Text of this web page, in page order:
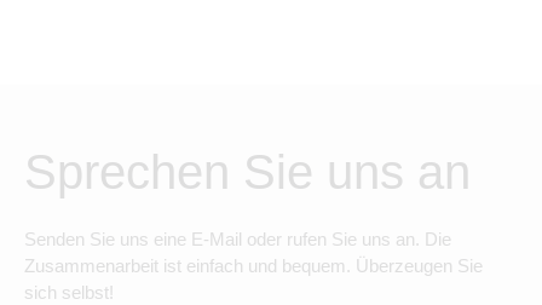
Sprechen Sie uns an
Senden Sie uns eine E-Mail oder rufen Sie uns an. Die
Zusammenarbeit ist einfach und bequem. Überzeugen Sie
sich selbst!